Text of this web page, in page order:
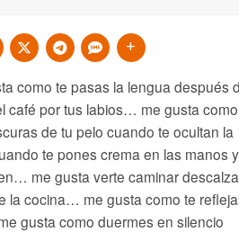
como te pasas la lengua después
café por tus labios… me gusta como
de tu pelo cuando te ocultan la
te pones crema en las manos y
me gusta verte caminar descalza
la cocina… me gusta como te
gusta como duermes en silencio